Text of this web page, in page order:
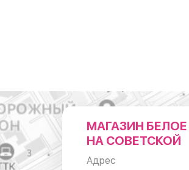
МАГАЗИН
НА СОВЕТСКОЙ
Адрес